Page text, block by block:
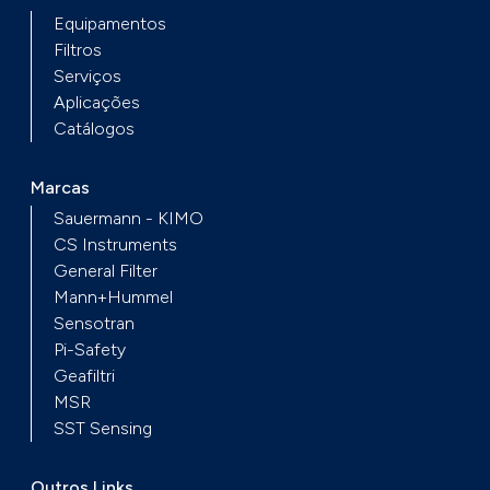
Equipamentos
Filtros
Serviços
Aplicações
Catálogos
Marcas
Sauermann - KIMO
CS Instruments
General Filter
Mann+Hummel
Sensotran
Pi-Safety
Geafiltri
MSR
SST Sensing